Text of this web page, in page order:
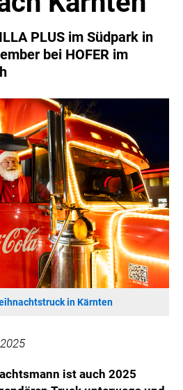
STIFTUNG
PLUS im Südpark in
bei HOFER im
in Kärnten
ist auch 2025